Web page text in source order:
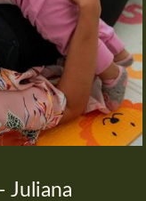
Juliana